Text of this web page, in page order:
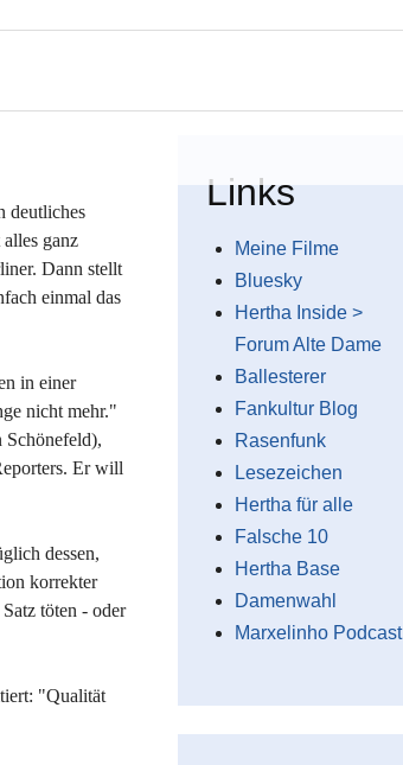
deutliches
ganz
Dann stellt
einmal das
in einer
nicht mehr."
Er will
dessen,
korrekter
töten - oder
"Qualität
Links
Meine Filme
Bluesky
Hertha Inside >
Forum Alte Dame
Ballesterer
Fankultur Blog
Rasenfunk
Lesezeichen
Hertha für alle
Falsche 10
Hertha Base
Damenwahl
Marxelinho Podcast